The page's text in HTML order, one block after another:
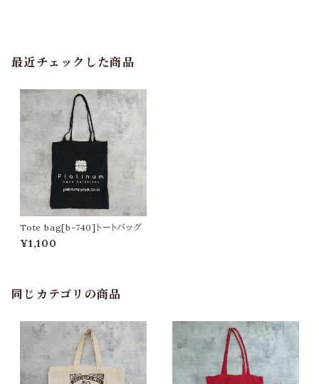
最近チェックした商品
Tote bag[b-740]トートバッグ
¥1,100
同じカテゴリの商品